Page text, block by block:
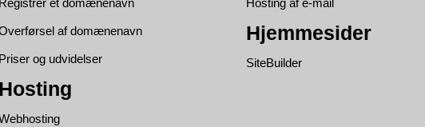
Registrer et domænenavn
af domænenavn
Priser og udvidelser
Hosting
Hosting af e-mail
Hjemmesider
SiteBuilder